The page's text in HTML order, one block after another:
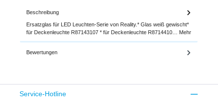
Beschreibung
Ersatzglas für LED Leuchten-Serie von Reality.* Glas weiß gewischt*
für Deckenleuchte R87143107 * für Deckenleuchte R8714410… Mehr
Bewertungen
Service-Hotline